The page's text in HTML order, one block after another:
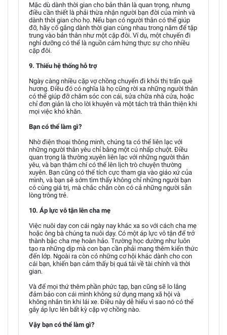
Mặc dù dành thời gian cho bản thân là quan trọng, nhưng
điều cần thiết là phải thừa nhận người bạn đời của mình và
dành thời gian cho họ. Nếu bạn có người thân có thể giúp
đỡ, hãy cố gắng dành thời gian cùng nhau trong năm để tập
trung vào bản thân như một cặp đôi. Ví dụ, một chuyến đi
nghỉ dưỡng có thể là nguồn cảm hứng thực sự cho nhiều
cặp đôi.
9. Thiếu hệ thống hỗ trợ
Ngày càng nhiều cặp vợ chồng chuyển đi khỏi thị trấn quê
hương. Điều đó có nghĩa là họ cũng rời xa những người thân
có thể giúp đỡ chăm sóc con cái, sửa chữa nhà cửa, hoặc
chỉ đơn giản là cho lời khuyên và một tách trà thân thiện khi
mọi việc khó khăn.
Bạn có thể làm gì?
Nhờ điện thoại thông minh, chúng ta có thể liên lạc với
những người thân yêu chỉ bằng một cú nhấp chuột. Điều
quan trọng là thường xuyên liên lạc với những người thân
yêu, và bạn thậm chí có thể lên lịch trò chuyện thường
xuyên. Bạn cũng có thể tích cực tham gia vào giáo xứ của
mình, và bạn sẽ sớm tìm thấy không chỉ những người bạn
có cùng giá trị, mà chắc chắn còn có cả những người sẵn
lòng trông trẻ.
10. Áp lực vô tận lên cha mẹ
Việc nuôi dạy con cái ngày nay khác xa so với cách cha mẹ
hoặc ông bà chúng ta nuôi dạy. Có một áp lực vô tận để trở
thành bậc cha mẹ hoàn hảo. Trường học dường như luôn
tạo ra những dịp mà con bạn cần phải mang thêm kiến thức
đến lớp. Ngoài ra còn có những cơ hội khác dành cho con
cái bạn, khiến bạn cảm thấy bị quá tải về tài chính và thời
gian.
Và để mọi thứ thêm phần phức tạp, bạn cũng sẽ lo lắng
đảm bảo con cái mình không sử dụng mạng xã hội và
không nhắn tin khi lái xe. Điều này dễ hiểu vì sao nó có thể
gây áp lực lên bất kỳ cặp vợ chồng nào.
Vậy bạn có thể làm gì?